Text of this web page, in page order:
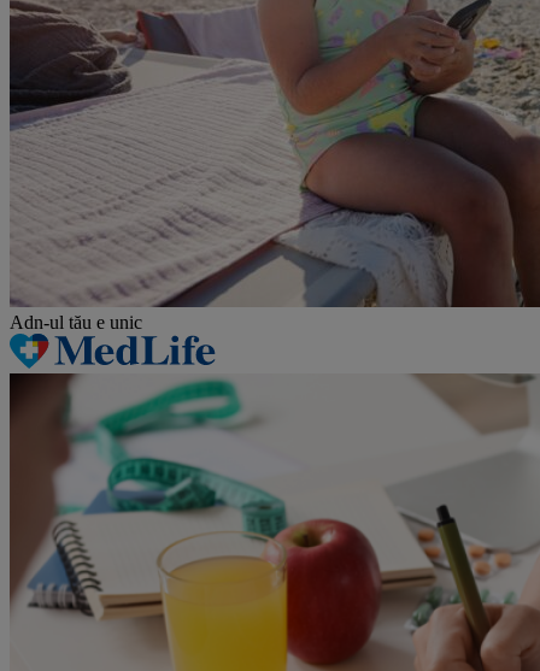
Adn-ul tău e unic